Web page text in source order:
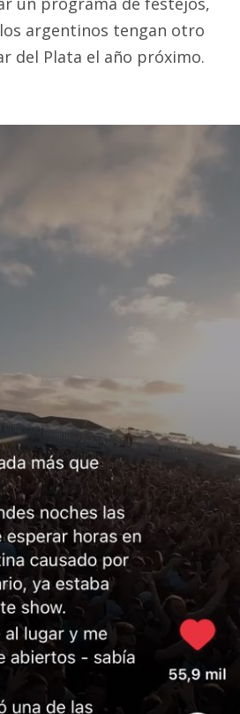
argentinos tengan otro
del Plata el año próximo.